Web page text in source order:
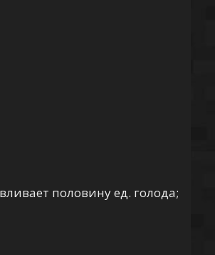
половину ед. голода;